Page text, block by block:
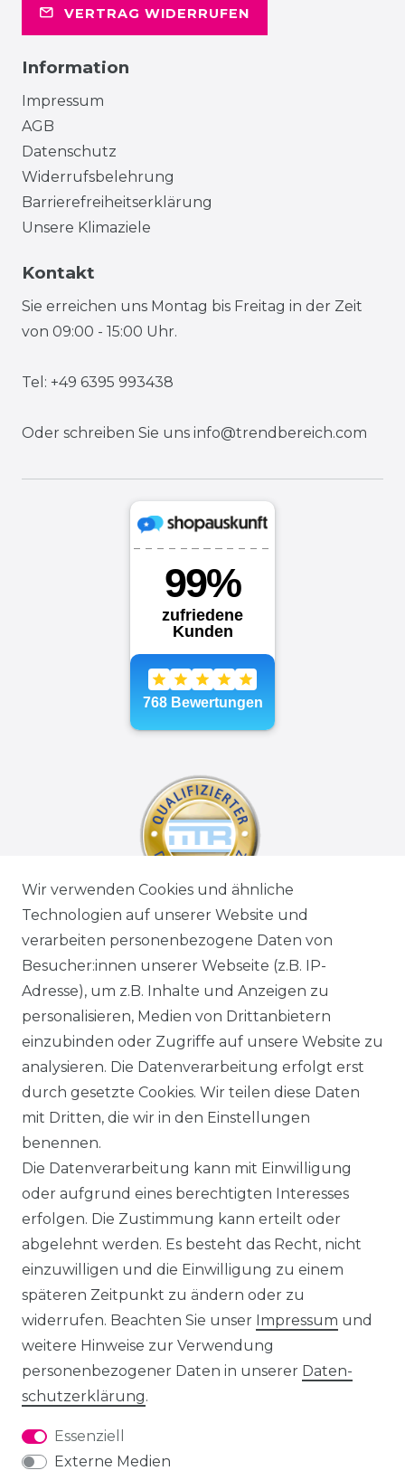
VERTRAG WIDERRUFEN
Information
Impressum
AGB
Datenschutz
Widerrufsbelehrung
Barrierefreiheitserklärung
Unsere Klimaziele
Kontakt
Sie erreichen uns Montag bis Freitag in der Zeit
von 09:00 - 15:00 Uhr.
Tel: +49 6395 993438
Oder schreiben Sie uns info@trendbereich.com
Wir verwenden Cookies und ähnliche
Technologien auf unserer Website und
verarbeiten personenbezogene Daten von
Besucher:innen unserer Webseite (z.B. IP-
Adresse), um z.B. Inhalte und Anzeigen zu
personalisieren, Medien von Drittanbietern
einzubinden oder Zugriffe auf unsere Website zu
analysieren. Die Datenverarbeitung erfolgt erst
durch gesetzte Cookies. Wir teilen diese Daten
mit Dritten, die wir in den Einstellungen
benennen.
Die Datenverarbeitung kann mit Einwilligung
oder aufgrund eines berechtigten Interesses
erfolgen. Die Zustimmung kann erteilt oder
abgelehnt werden. Es besteht das Recht, nicht
einzuwilligen und die Einwilligung zu einem
späteren Zeitpunkt zu ändern oder zu
widerrufen. Beachten Sie unser Impressum und
weitere Hinweise zur Verwendung
personenbezogener Daten in unserer Daten­
schutz­erklärung.
Essenziell
Externe Medien